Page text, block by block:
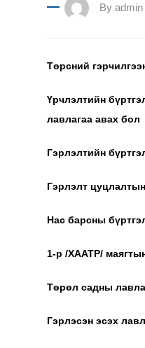
By admin
Төрсний
Үрчлэлтийн
лавлагаа авах бол
Гэрлэлтийн
Гэрлэлт
Нас барсны
1-р /ХААТР/
Төрөл садны
Гэрлэсэн эсэх